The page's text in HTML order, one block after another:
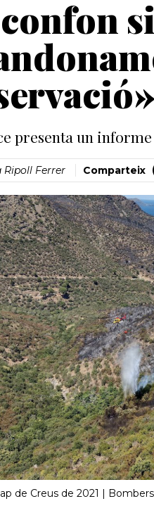
presenta un
Ripoll Ferrer Comparteix
de Creus de 2021 |